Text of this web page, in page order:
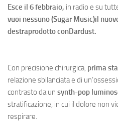
Esce il 6 febbraio, in radio e su
vuoi nessuno (Sugar Music)il
destraprodotto conDardust.
Con precisione chirurgica, prima
relazione sbilanciata e di
contrasto da un synth-pop
stratificazione, in cui il dolore non
respirare.